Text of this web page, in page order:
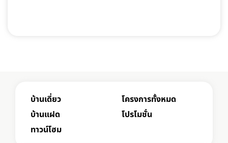
บ้านเดี่ยว
บ้านแฝด
ทาวน์โฮม
โครงการทั้งหมด
โปรโมชั่น